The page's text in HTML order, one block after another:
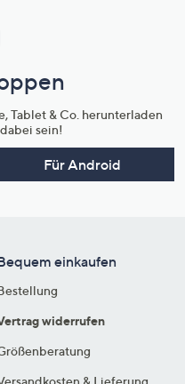
Tablet & Co. herunterladen
sein!
Für Android
einkaufen
widerrufen
& Lieferung